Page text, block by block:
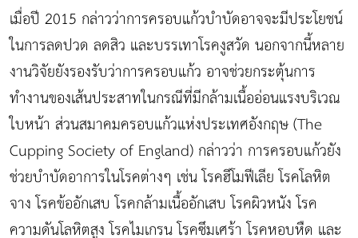
เมื่อปี 2015 กล่าวว่าการครอบแก้วบำบัดอาจจะมีประโยชน์
ในการลดปวด ลดสิว และบรรเทาโรคงูสวัด นอกจากนี้หลาย
งานวิจัยยังรองรับว่าการครอบแก้ว อาจช่วยกระตุ้นการ
ทำงานของเส้นประสาทในกรณีที่มีกล้ามเนื้ออ่อนแรงบริเวณ
ใบหน้า ส่วนสมาคมครอบแก้วแห่งประเทศอังกฤษ (The
Cupping Society of England) กล่าวว่า การครอบแก้วยัง
ช่วยบำบัดอาการในโรคต่างๆ เช่น โรคฮีโมฟีเลีย โรคโลหิต
จาง โรคข้ออักเสบ โรคกล้ามเนื้ออักเสบ โรคผิวหนัง โรค
ความดันโลหิตสูง โรคไมเกรน โรคซึมเศร้า โรคหอบหืด และ